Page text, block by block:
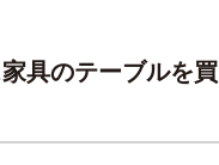
具のテーブルを買